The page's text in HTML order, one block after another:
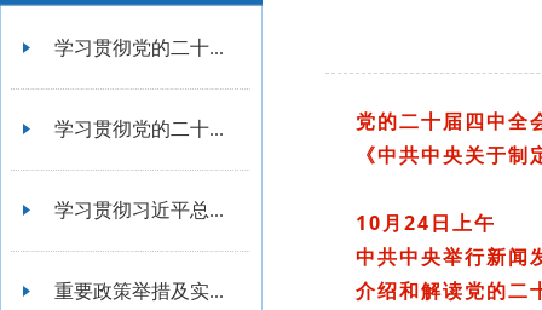
学习贯彻党的二十...
学习贯彻党的二十...
学习贯彻习近平总...
重要政策举措及实...
党的二十届四中全
《中共中央关于
10月24日上午
中共中央举行新闻
介绍和解读党的二